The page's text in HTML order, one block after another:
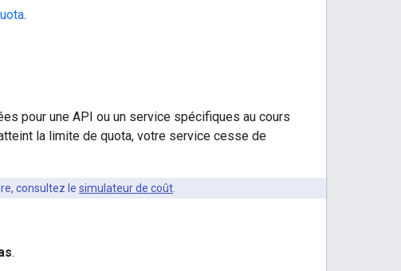
.
pour une API ou un service spécifiques au cours
la limite de quota, votre service cesse de
consultez le simulateur de coût
.